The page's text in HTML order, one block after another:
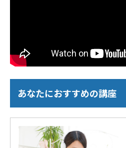
あなたにおすすめの講座